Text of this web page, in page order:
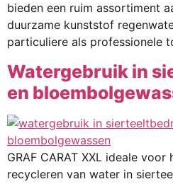
bieden een ruim assortiment
duurzame kunststof
particuliere als professionele
Watergebruik in
en
GRAF CARAT XXL ideale
recycleren van water in